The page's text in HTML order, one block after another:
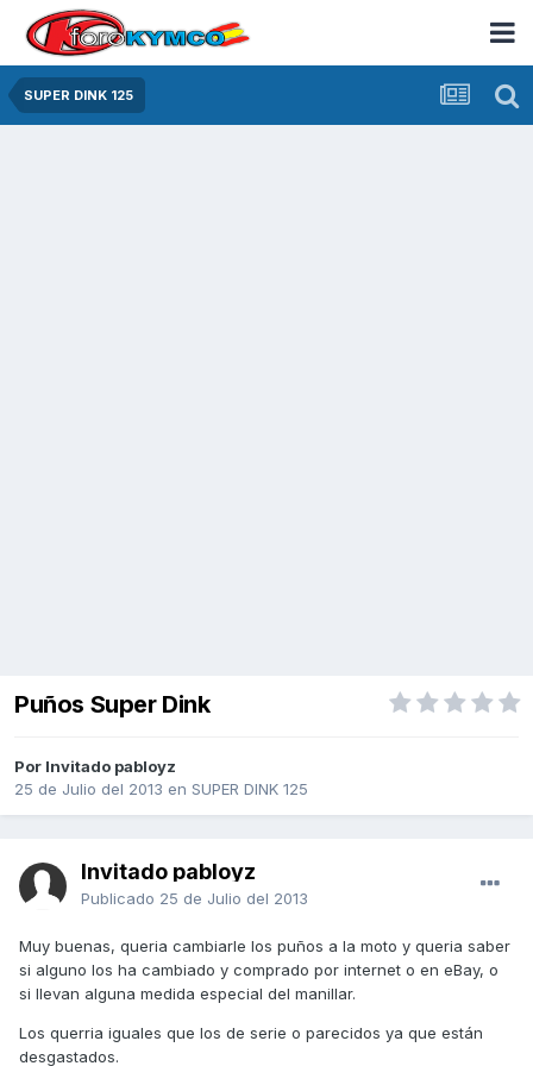
SUPER DINK 125
Puños Super Dink
Por Invitado pabloyz
25 de Julio del 2013 en SUPER DINK 125
Invitado pabloyz
Publicado 25 de Julio del 2013
Muy buenas, queria cambiarle los puños a la moto y queria saber
si alguno los ha cambiado y comprado por internet o en eBay, o
si llevan alguna medida especial del manillar.
Los querria iguales que los de serie o parecidos ya que están
desgastados.